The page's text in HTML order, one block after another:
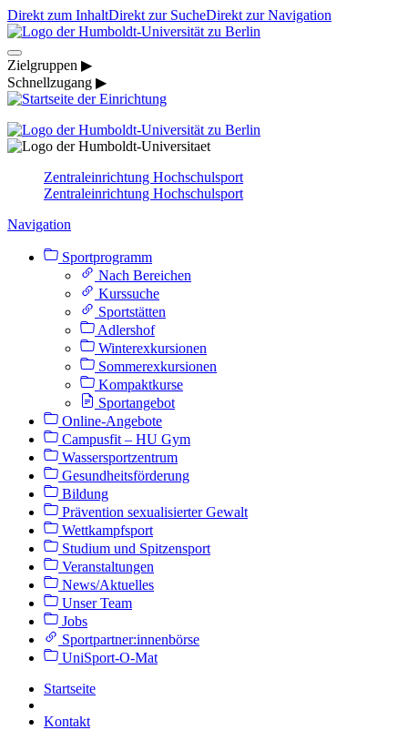
Direkt zum InhaltDirekt zur SucheDirekt zur Navigation
Zielgruppen ▶
Schnellzugang ▶
Zentraleinrichtung Hochschulsport
Zentraleinrichtung Hochschulsport
Navigation
Sportprogramm
Nach Bereichen
Kurssuche
Sportstätten
Adlershof
Winterexkursionen
Sommerexkursionen
Kompaktkurse
Sportangebot
Online-Angebote
Campusfit – HU Gym
Wassersportzentrum
Gesundheitsförderung
Bildung
Prävention sexualisierter Gewalt
Wettkampfsport
Studium und Spitzensport
Veranstaltungen
News/Aktuelles
Unser Team
Jobs
Sportpartner:innenbörse
UniSport-O-Mat
Startseite
Kontakt